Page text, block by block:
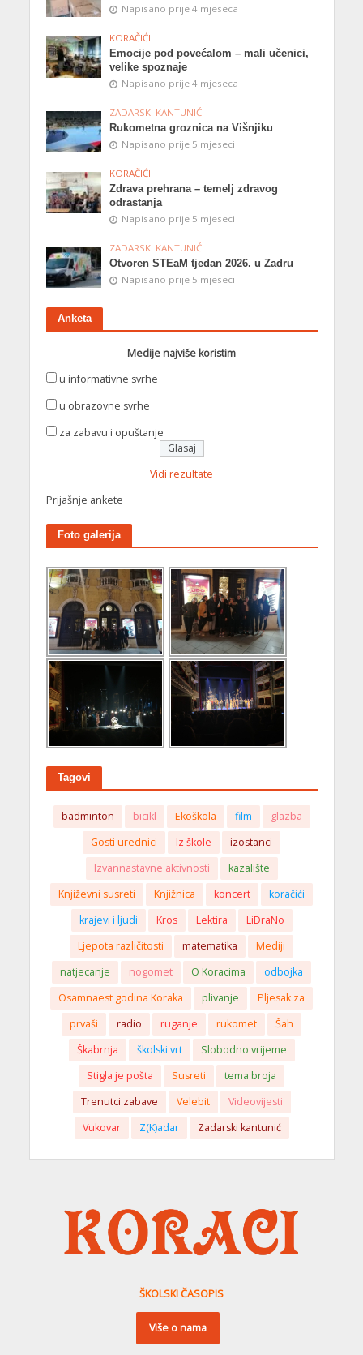
Napisano prije 4 mjeseca
KORAČIĆI
Emocije pod povećalom – mali učenici,
velike spoznaje
Napisano prije 4 mjeseca
ZADARSKI KANTUNIĆ
Rukometna groznica na Višnjiku
Napisano prije 5 mjeseci
KORAČIĆI
Zdrava prehrana – temelj zdravog
odrastanja
Napisano prije 5 mjeseci
ZADARSKI KANTUNIĆ
Otvoren STEaM tjedan 2026. u Zadru
Napisano prije 5 mjeseci
Anketa
Medije najviše koristim
u informativne svrhe
u obrazovne svrhe
za zabavu i opuštanje
Vidi rezultate
Prijašnje ankete
Foto galerija
Tagovi
badminton bicikl Ekoškola film
glazba
Gosti urednici
Iz škole
izostanci
Izvannastavne aktivnosti
kazalište
Književni susreti
Knjižnica koncert
koračići
krajevi i ljudi
Kros Lektira
LiDraNo
Ljepota različitosti
matematika
Mediji
natjecanje
nogomet O Koracima
odbojka
Osamnaest godina Koraka
plivanje
Pljesak za
prvaši
radio ruganje rukomet
Šah
Škabrnja
školski vrt
Slobodno vrijeme
Stigla je pošta
Susreti
tema broja
Trenutci zabave
Velebit
Videovijesti
Vukovar
Z(K)adar Zadarski kantunić
ŠKOLSKI ČASOPIS
Više o nama